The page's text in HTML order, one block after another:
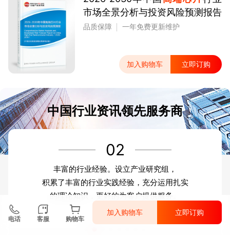
市场全景分析与投资风险预测报告
品质保障 一年免费更新维护
加入购物车 立即订购
中国行业资讯领先服务商
02
丰富的行业经验。设立产业研究组，
积累了丰富的行业实践经验，充分运用扎实
的理论知识，更好的为客户提供服务。
电话 客服 购物车
加入购物车 立即订购